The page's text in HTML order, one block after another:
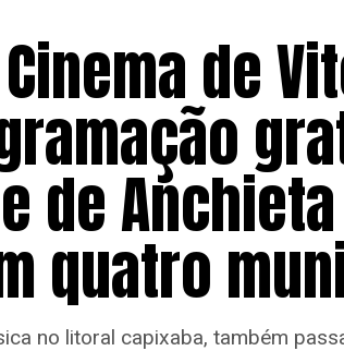
de
de
quatro
no litoral capixaba, também